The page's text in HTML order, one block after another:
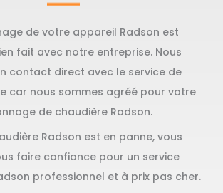
de votre appareil Radson est
fait avec notre entreprise. Nous
contact direct avec le service de
car nous sommes agréé pour votre
de chaudière Radson.
Radson est en panne, vous
faire confiance pour un service
professionnel et à prix pas cher.